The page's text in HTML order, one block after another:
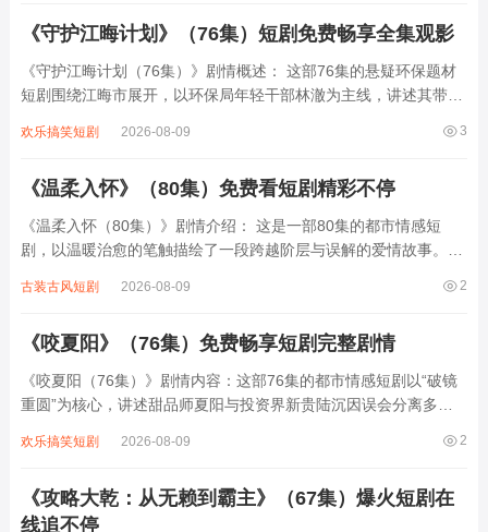
《守护江晦计划》（76集）短剧免费畅享全集观影
《守护江晦计划（76集）》剧情概述： 这部76集的悬疑环保题材
短剧围绕江晦市展开，以环保局年轻干部林澈为主线，讲述其带领
多条支线：渔民女儿苏瑶为父寻证、退休工程师暗中传递关键数
3
欢乐搞笑短剧 2026-08-09
《温柔入怀》（80集）免费看短剧精彩不停
《温柔入怀（80集）》剧情介绍： 这是一部80集的都市情感短
剧，以温暖治愈的笔触描绘了一段跨越阶层与误解的爱情故事。女
是冷面总裁，因童年创伤封闭内心。一次偶然的雨夜相遇，陆沉被
2
古装古风短剧 2026-08-09
《咬夏阳》（76集）免费畅享短剧完整剧情
《咬夏阳（76集）》剧情内容：这部76集的都市情感短剧以“破镜
重圆”为核心，讲述甜品师夏阳与投资界新贵陆沉因误会分离多年
小甜品店时意外与归国的陆沉重逢。陆沉表面冷漠实则暗中相助，
2
欢乐搞笑短剧 2026-08-09
《攻略大乾：从无赖到霸主》（67集）爆火短剧在
线追不停